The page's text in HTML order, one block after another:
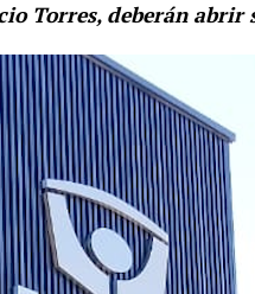
Torres, deberán abrir